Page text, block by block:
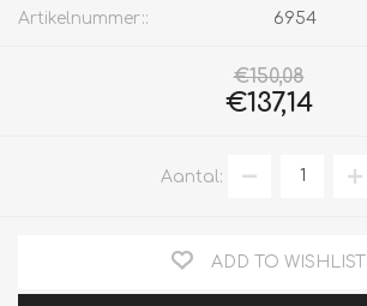
Artikelnummer:: 6954
€150,08
€137,14
Aantal:
ADD TO WISHLIST